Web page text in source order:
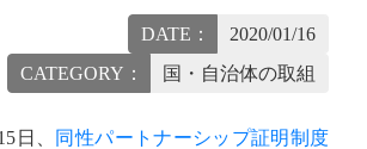
DATE：
2020/01/16
CATEGORY：
国・自治体の取組
日、 同性パートナーシップ証明制度